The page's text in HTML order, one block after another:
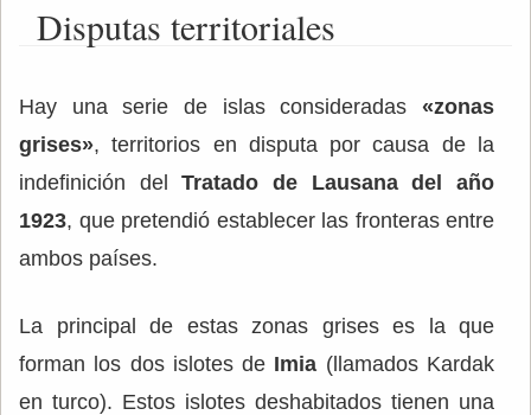
Disputas territoriales
Hay una serie de islas consideradas «zonas
grises», territorios en disputa por causa de la
indefinición delTratado de Lausana del año
1923, que pretendió establecer las fronteras entre
ambos países.
La principal de estas zonas grises es la que
forman los dos islotes de Imia (llamados Kardak
en turco). Estos islotes deshabitados tienen una